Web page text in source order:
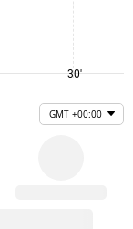
30'
GMT +00:00